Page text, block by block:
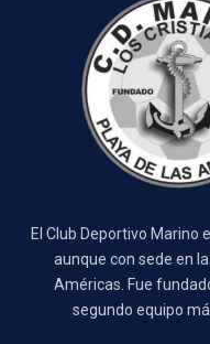
El Club Deportivo Marino
aunque con sede en
Américas. Fue
segundo equipo